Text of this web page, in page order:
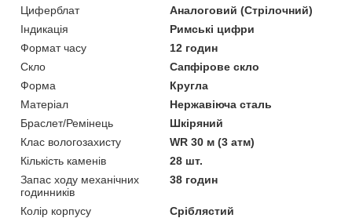
Циферблат
Аналоговий (Стрілочний)
Індикація
Римські цифри
Формат часу
12 годин
Скло
Сапфірове скло
Форма
Кругла
Матеріал
Нержавіюча сталь
Браслет/Ремінець
Шкіряний
Клас вологозахисту
WR 30 м (3 атм)
Кількість каменів
28 шт.
Запас ходу механічних
годинників
38 годин
Колір корпусу
Сріблястий